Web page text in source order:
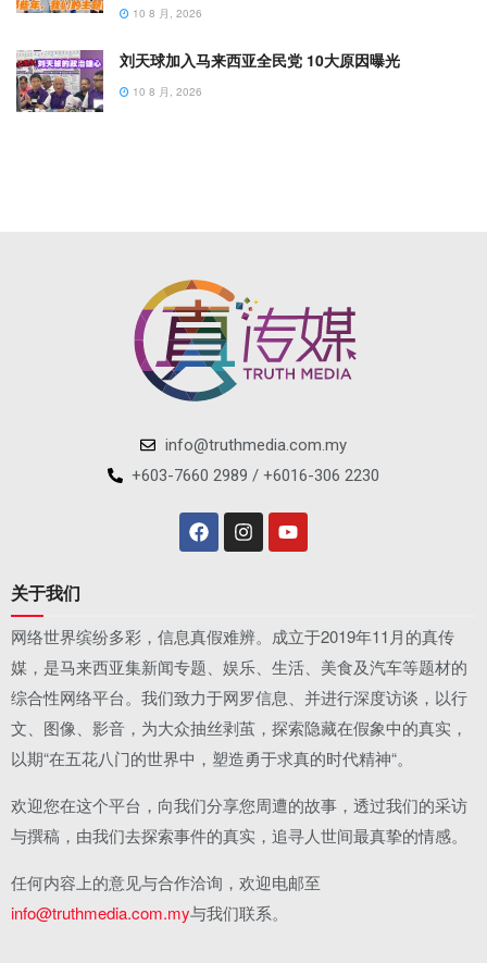
10 8 月, 2026
刘天球加入马来西亚全民党 10大原因曝光
10 8 月, 2026
info@truthmedia.com.my
+603-7660 2989 / +6016-306 2230
关于我们
网络世界缤纷多彩，信息真假难辨。成立于2019年11月的真传
媒，是马来西亚集新闻专题、娱乐、生活、美食及汽车等题材的
综合性网络平台。我们致力于网罗信息、并进行深度访谈，以行
文、图像、影音，为大众抽丝剥茧，探索隐藏在假象中的真实，
以期“在五花八门的世界中，塑造勇于求真的时代精神“。
欢迎您在这个平台，向我们分享您周遭的故事，透过我们的采访
与撰稿，由我们去探索事件的真实，追寻人世间最真挚的情感。
任何内容上的意见与合作洽询，欢迎电邮至
info@truthmedia.com.my与我们联系。